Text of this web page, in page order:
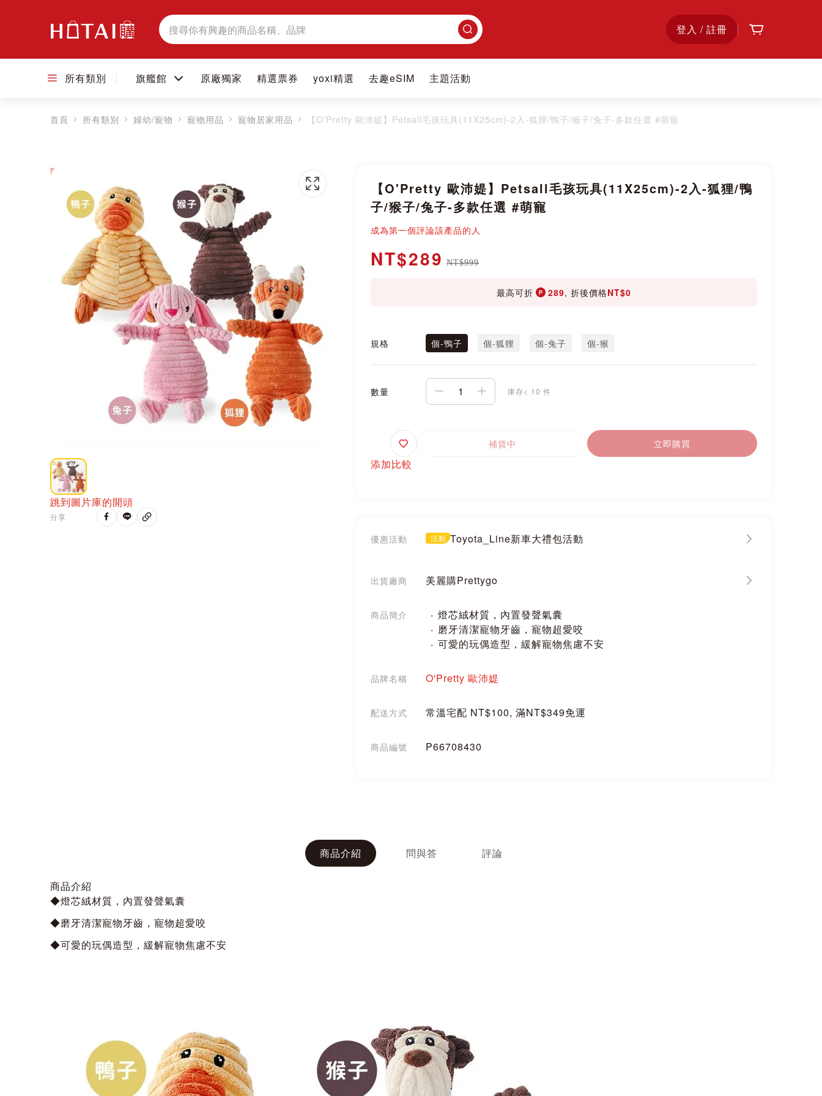
登入 / 註冊
搜
尋
搜
尋
所有類別 旗艦館 原廠獨家 精選票券 yoxi精選 去趣eSIM 主題活動
首頁 所有類別 婦幼/寵物 寵物用品 寵物居家用品 【O'Pretty 歐沛媞】Petsall毛孩玩具(11X25cm)-2入-狐狸/鴨子/猴子/兔子-多款任選 #萌寵
跳到圖片庫的末尾
跳到圖片庫的開頭
分享
【O'Pretty 歐沛媞】Petsall毛孩玩具(11X25cm)-2入-狐狸/鴨
子/猴子/兔子-多款任選 #萌寵
成為第一個評論該產品的人
NT$289 NT$999
最高可折 289, 折後價格NT$0
規格 個-鴨子 個-狐狸 個-兔子 個-猴
數量 庫存< 10 件
補貨中 立即購買
追
添加比較
優惠活動 活動 Toyota_Line新車大禮包活動
出貨廠商 美麗購Prettygo
商品簡介
燈芯絨材質，內置發聲氣囊
磨牙清潔寵物牙齒，寵物超愛咬
可愛的玩偶造型，緩解寵物焦慮不安
品牌名稱 O'Pretty 歐沛媞
配送方式 常溫宅配 NT$100, 滿NT$349免運
商品編號 P66708430
商品介紹 問與答 評論
商品介紹
◆燈芯絨材質，內置發聲氣囊
◆磨牙清潔寵物牙齒，寵物超愛咬
◆可愛的玩偶造型，緩解寵物焦慮不安